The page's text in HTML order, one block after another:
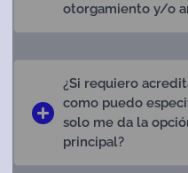
otorgamiento y/o
¿Si requiero
como puedo
solo me da la
principal?